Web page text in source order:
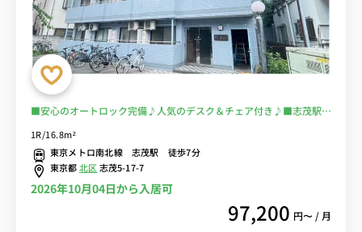
■安心のオートロック完備♪人気のデスク＆チェア付き♪■志茂駅＆
ュ！■選べるWi-Fi格安レンタル中！
1R/16.8m²
東京メトロ南北線 志茂駅 徒歩7分
東京都北区志茂5-17-7
2026年10月04日から入居可
97,200 円〜 / 月